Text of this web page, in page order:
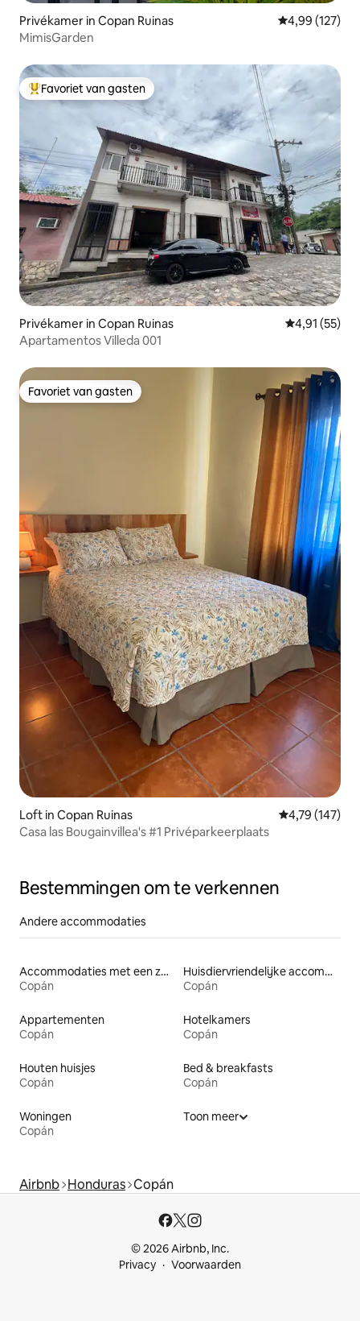
Privékamer in Copan Ruinas Gemiddelde
4,99 (127)
MimisGarden
Topfavoriet van gasten
Favoriet van gasten
Privékamer in Copan Ruinas Gemiddelde
4,91 (55)
Apartamentos Villeda 001
Favoriet van gasten
Favoriet van gasten
Loft in Copan Ruinas Gemiddelde
4,79 (147)
Casa las Bougainvillea's #1 Privéparkeerplaats
Bestemmingen om te verkennen
Andere accommodaties
Accommodaties met een zwembad
Copán
Huisdiervriendelijke accommodaties
Copán
Appartementen
Copán
Hotelkamers
Copán
Houten huisjes
Copán
Bed & breakfasts
Copán
Woningen
Copán
Toon meer
Airbnb Honduras Copán
© 2026 Airbnb, Inc.
Privacy
Voorwaarden